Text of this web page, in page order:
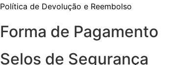
Política de Devolução e Reembolso
Forma de Pagamento
Selos de Segurança